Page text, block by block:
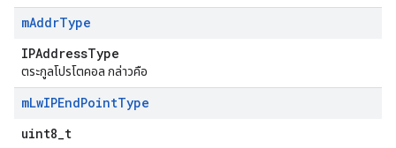
mAddrType
IPAddressType
ตระกูลโปรโตคอล กล่าวคือ
mLwIPEndPointType
uint8_t